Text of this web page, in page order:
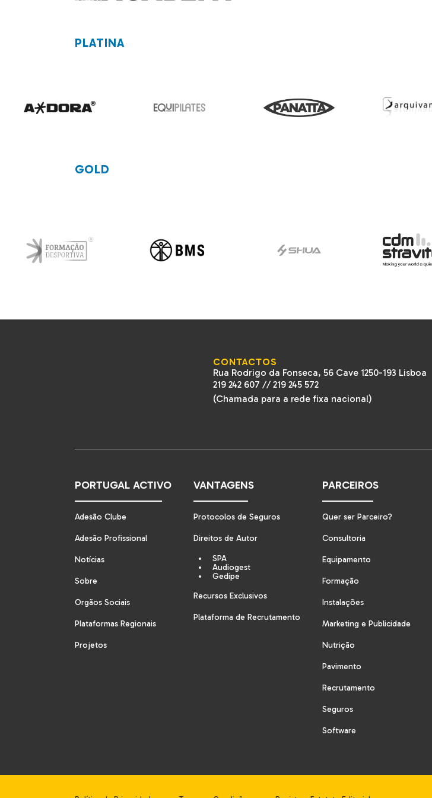
PLATINA
GOLD
CONTACTOS
Rua Rodrigo da Fonseca, 56 Cave 1250-193 Lisboa
219 242 607 // 219 245 572
(Chamada para a rede fixa nacional)
PORTUGAL ACTIVO
Adesão Clube
Adesão Profissional
Notícias
Sobre
Orgãos Sociais
Plataformas Regionais
Projetos
VANTAGENS
Protocolos de Seguros
Direitos de Autor
SPA
Audiogest
Gedipe
Recursos Exclusivos
Plataforma de Recrutamento
PARCEIROS
Quer ser Parceiro?
Consultoria
Equipamento
Formação
Instalações
Marketing e Publicidade
Nutrição
Pavimento
Recrutamento
Seguros
Software